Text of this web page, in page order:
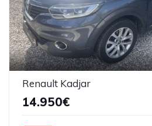
Renault Kadjar
14.950€